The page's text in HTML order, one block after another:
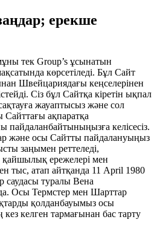
ерекше
тек Group’s ұсынатын
көрсетіледі. Бұл Сайт
Швейцариядағы кеңселерінен
Сіз бұл Сайтқа кіретін ықпал
жауаптысыз және сол
ақпаратқа
пайдаланбайтыныңызға келісесіз.
және осы Сайтты пайдалануыңыз
заңымен реттеледі,
ережелері мен
тыс, атап айтқанда 11 April 1980
туралы Вена
Осы Термстер мен Шарттар
қолданбауымыз осы
келген тармағынан бас тарту